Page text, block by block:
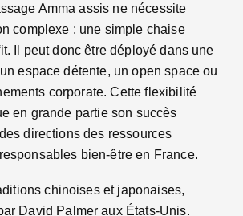
Amma assis ne nécessite
complexe : une simple chaise
Il peut donc être déployé dans une
espace détente, un open space ou
corporate. Cette flexibilité
en grande partie son succès
directions des ressources
bien-être en France.
chinoises et japonaises,
David Palmer aux États-Unis.